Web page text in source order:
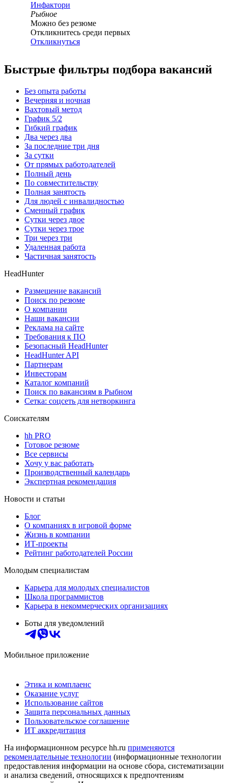
Инфактори
Рыбное
Можно без резюме
Откликнитесь среди первых
Откликнуться
Быстрые фильтры подбора вакансий
Без опыта работы
Вечерняя и ночная
Вахтовый метод
График 5/2
Гибкий график
Два через два
За последние три дня
За сутки
От прямых работодателей
Полный день
По совместительству
Полная занятость
Для людей с инвалидностью
Сменный график
Сутки через двое
Сутки через трое
Три через три
Удаленная работа
Частичная занятость
HeadHunter
Размещение вакансий
Поиск по резюме
О компании
Наши вакансии
Реклама на сайте
Требования к ПО
Безопасный HeadHunter
HeadHunter API
Партнерам
Инвесторам
Каталог компаний
Поиск по вакансиям в Рыбном
Сетка: соцсеть для нетворкинга
Соискателям
hh PRO
Готовое резюме
Все сервисы
Хочу у вас работать
Производственный календарь
Экспертная рекомендация
Новости и статьи
Блог
О компаниях в игровой форме
Жизнь в компании
ИТ-проекты
Рейтинг работодателей России
Молодым специалистам
Карьера для молодых специалистов
Школа программистов
Карьера в некоммерческих организациях
Боты для уведомлений
Мобильное приложение
Этика и комплаенс
Оказание услуг
Использование сайтов
Защита персональных данных
Пользовательское соглашение
ИТ аккредитация
На информационном ресурсе hh.ru применяются
рекомендательные технологии (информационные технологии
предоставления информации на основе сбора, систематизации
и анализа сведений, относящихся к предпочтениям